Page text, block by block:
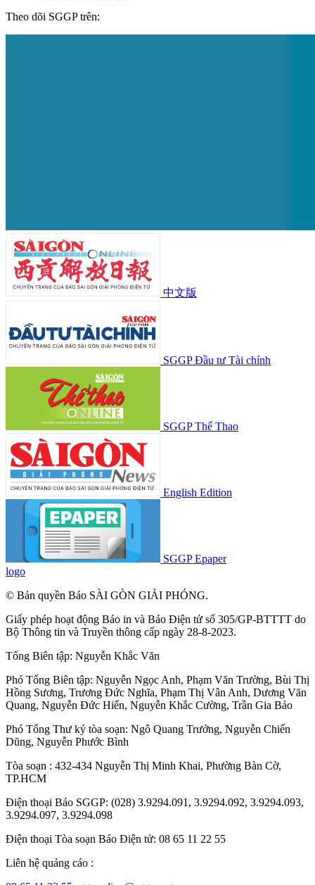
Theo dõi SGGP trên:
中文版
SGGP Đầu tư Tài chính
SGGP Thể Thao
English Edition
SGGP Epaper
logo
© Bản quyền Báo SÀI GÒN GIẢI PHÓNG.
Giấy phép hoạt động Báo in và Báo Điện tử số 305/GP-BTTTT do
Bộ Thông tin và Truyền thông cấp ngày 28-8-2023.
Tổng Biên tập: Nguyễn Khắc Văn
Phó Tổng Biên tập: Nguyễn Ngọc Anh, Phạm Văn Trường, Bùi Thị
Hồng Sương, Trương Đức Nghĩa, Phạm Thị Vân Anh, Dương Văn
Quang, Nguyễn Đức Hiển, Nguyễn Khắc Cường, Trần Gia Bảo
Phó Tổng Thư ký tòa soạn: Ngô Quang Trưởng, Nguyễn Chiến
Dũng, Nguyễn Phước Bình
Tòa soạn : 432-434 Nguyễn Thị Minh Khai, Phường Bàn Cờ,
TP.HCM
Điện thoại Báo SGGP: (028) 3.9294.091, 3.9294.092, 3.9294.093,
3.9294.097, 3.9294.098
Điện thoại Tòa soạn Báo Điện tử: 08 65 11 22 55
Liên hệ quảng cáo :